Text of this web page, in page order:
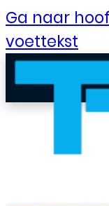
Ga naar
voettekst